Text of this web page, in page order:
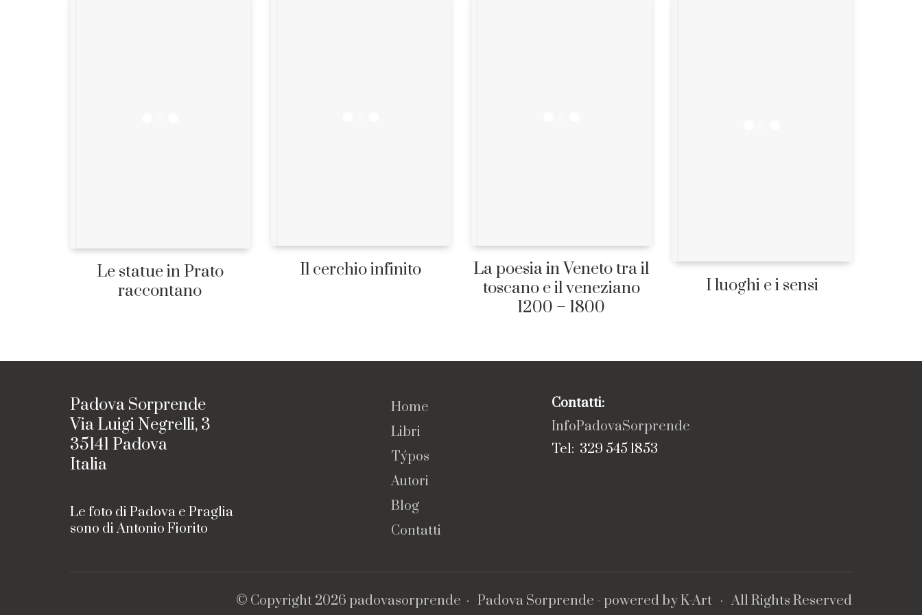
Le statue in Prato
raccontano
Il cerchio infinito
La poesia in Veneto tra il
toscano e il veneziano
1200 – 1800
I luoghi e i sensi
Padova Sorprende
Via Luigi Negrelli, 3
35141 Padova
Italia
Le foto di Padova e Praglia
sono di Antonio Fiorito
Home
Libri
Týpos
Autori
Blog
Contatti
Contatti:
InfoPadovaSorprende
Tel: 329 545 1853
© Copyright 2026 padovasorprende · Padova Sorprende - powered byK-Art · All Rights Reserved